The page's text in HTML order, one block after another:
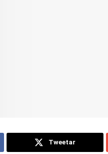
Tweetar